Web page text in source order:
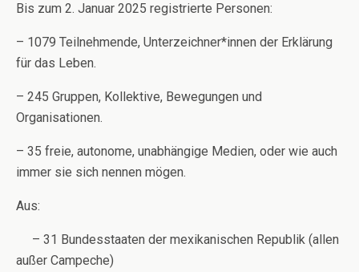
Bis zum 2. Januar 2025 registrierte Personen:
– 1079 Teilnehmende, Unterzeichner*innen der Erklärung
für das Leben.
– 245 Gruppen, Kollektive, Bewegungen und
Organisationen.
– 35 freie, autonome, unabhängige Medien, oder wie auch
immer sie sich nennen mögen.
Aus:
– 31 Bundesstaaten der mexikanischen Republik (allen
außer Campeche)